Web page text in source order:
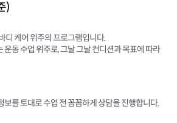
)
디 케어 위주의 프로그램입니다.
운동 수업 위주로, 그날 그날 컨디션과 목표에 따라
보를 토대로 수업 전 꼼꼼하게 상담을 진행합니다.